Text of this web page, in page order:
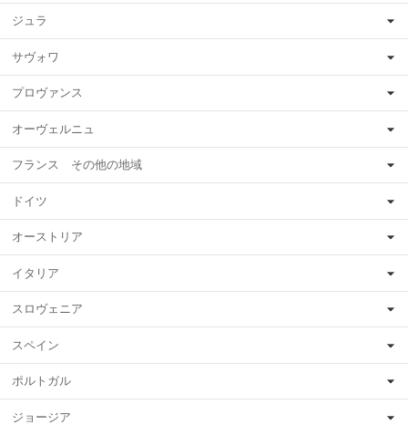
ジュラ
サヴォワ
プロヴァンス
オーヴェルニュ
フランス その他の地域
ドイツ
オーストリア
イタリア
スロヴェニア
スペイン
ポルトガル
ジョージア